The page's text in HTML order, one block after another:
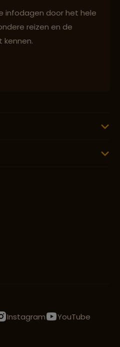
infodagen door het hele
reizen en de
kennen.
Instagram
YouTube